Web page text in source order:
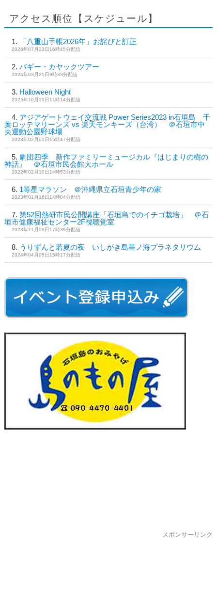
アクセス順位【スケジュール】
「八重山手帳2026年」お詫びと訂正
2026年07月23日16時45分配信
バギー・カヤックツアー
2024年03月25日9時33分配信
Halloween Night
2025年10月15日11時14分配信
アジアゲートウェイ交流戦 Power Series2023 in石垣島 千
葉ロッテマリーンズ vs 楽天モンキーズ（台湾） ＠石垣市中
央運動公園野球場
2023年02月01日15時47分配信
劇団四季 新作ファミリーミュージカル『はじまりの樹の
神話』 ＠石垣市民会館大ホール
2022年02月10日14時53分配信
1等星マラソン ＠沖縄県立石垣青少年の家
2023年01月16日14時04分配信
第52回熱研市民公開講座「石垣島でのイチゴ栽培」 ＠石
垣市健康福祉センター2F視聴覚室
2023年11月09日17時39分配信
うりずんと若夏の夜 いしがき島星ノ海プラネタリウム
2024年04月05日15時17分配信
スポンサーリンク